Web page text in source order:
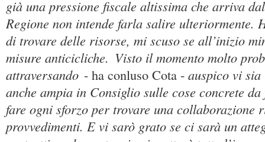
già una pressione fiscale altissima che arriva
Regione non intende farla salire ulteriormente.
di trovare delle risorse, mi scuso se all’inizio
misure anticicliche. Visto il momento molto
attraversando - ha conluso Cota - auspico vi sia
anche ampia in Consiglio sulle cose concrete
fare ogni sforzo per trovare una collaborazione
provvedimenti. E vi sarò grato se ci sarà un